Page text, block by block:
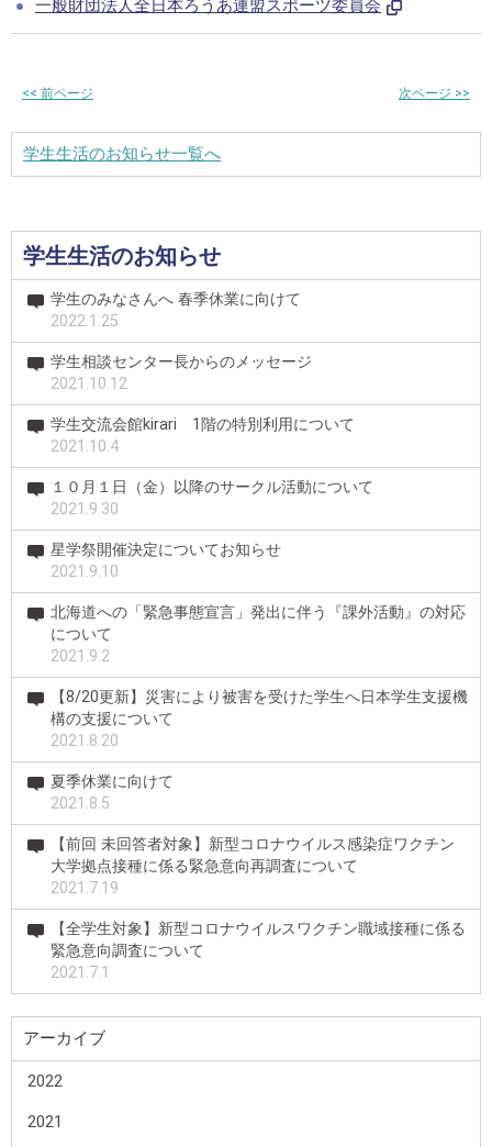
一般財団法人全日本ろうあ連盟スポーツ委員会
<< 前ページ 次ページ >>
学生生活のお知らせ一覧へ
学生生活のお知らせ
学生のみなさんへ 春季休業に向けて
2022.1.25
学生相談センター長からのメッセージ
2021.10.12
学生交流会館kirari 1階の特別利用について
2021.10.4
１０月１日（金）以降のサークル活動について
2021.9.30
星学祭開催決定についてお知らせ
2021.9.10
北海道への「緊急事態宣言」発出に伴う『課外活動』の対応
について
2021.9.2
【8/20更新】災害により被害を受けた学生へ日本学生支援機
構の支援について
2021.8.20
夏季休業に向けて
2021.8.5
【前回 未回答者対象】新型コロナウイルス感染症ワクチン
大学拠点接種に係る緊急意向再調査について
2021.7.19
【全学生対象】新型コロナウイルスワクチン職域接種に係る
緊急意向調査について
2021.7.1
アーカイブ
2022
2021